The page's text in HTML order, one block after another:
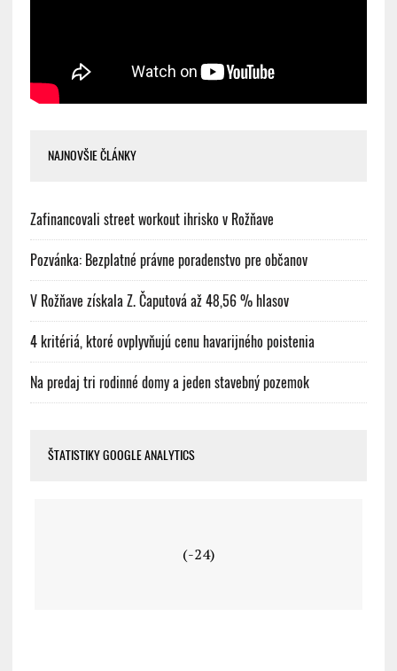
NAJNOVŠIE ČLÁNKY
Zafinancovali street workout ihrisko v Rožňave
Pozvánka: Bezplatné právne poradenstvo pre občanov
V Rožňave získala Z. Čaputová až 48,56 % hlasov
4 kritériá, ktoré ovplyvňujú cenu havarijného poistenia
Na predaj tri rodinné domy a jeden stavebný pozemok
ŠTATISTIKY GOOGLE ANALYTICS
(-24)